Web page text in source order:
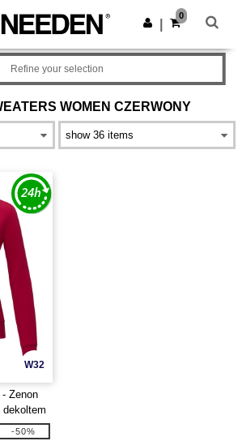
w aplikacji!
Pobierz app
0
WOMEN CZERWONY
Refine your selection
W32
Zenon
dekoltem
-50%